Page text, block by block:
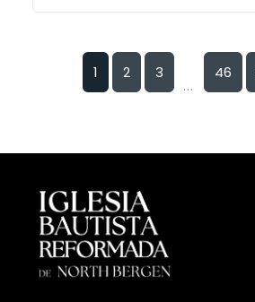
1 2 3
...
46